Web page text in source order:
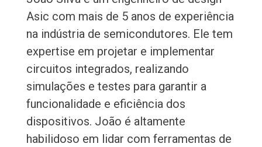
Asic com mais de 5 anos de experiência
na indústria de semicondutores. Ele tem
expertise em projetar e implementar
circuitos integrados, realizando
simulações e testes para garantir a
funcionalidade e eficiência dos
dispositivos. João é altamente
habilidoso em lidar com ferramentas de